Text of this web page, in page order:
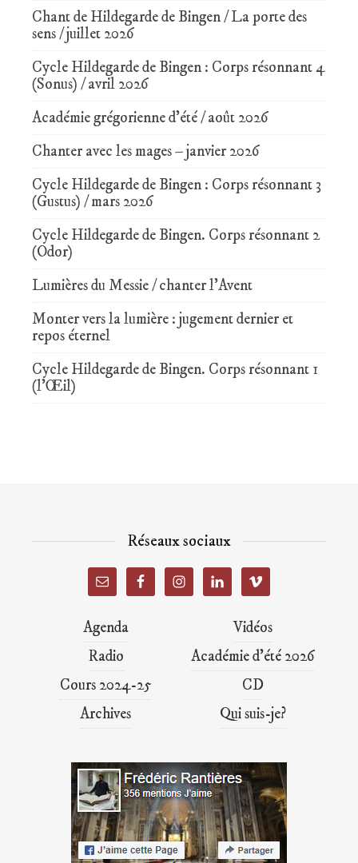
Chant de Hildegarde de Bingen / La porte des
sens / juillet 2026
Cycle Hildegarde de Bingen : Corps résonnant 4
(Sonus) / avril 2026
Académie grégorienne d’été / août 2026
Chanter avec les mages – janvier 2026
Cycle Hildegarde de Bingen : Corps résonnant 3
(Gustus) / mars 2026
Cycle Hildegarde de Bingen. Corps résonnant 2
(Odor)
Lumières du Messie / chanter l’Avent
Monter vers la lumière : jugement dernier et
repos éternel
Cycle Hildegarde de Bingen. Corps résonnant 1
(l’Œil)
Réseaux sociaux
Agenda
Vidéos
Radio
Académie d’été 2026
Cours 2024-25
CD
Archives
Qui suis-je?